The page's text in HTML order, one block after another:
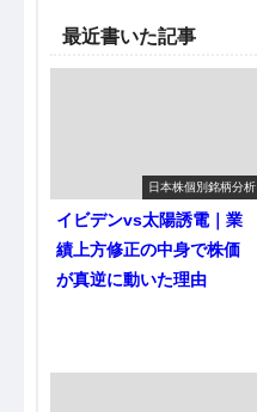
最近書いた記事
日本株個別銘柄分析
イビデンvs太陽誘電｜業
績上方修正の中身で株価
が真逆に動いた理由